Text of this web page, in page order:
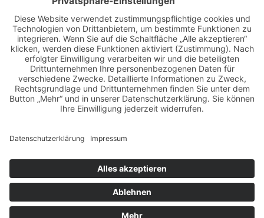
BILDER & VIDEOS
ALLE NEWS PER E-MAIL